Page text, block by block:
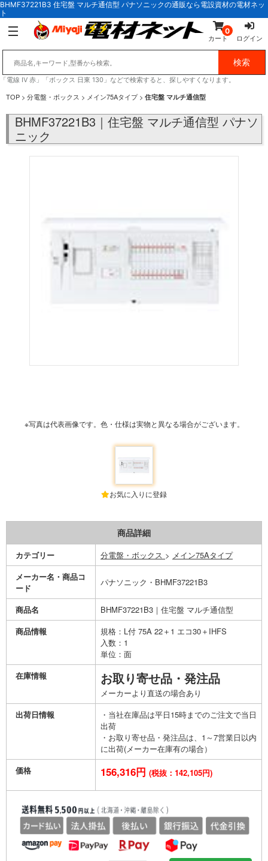
BHMF37221B3 住宅盤 マルチ通信型 パナソニックの通販なら電設資材の電材ネッ
ト
0
カート ログイン
「電線 IV 赤」「ボックス 日東 130」などで検索すると、探しやすくなります。
TOP > 分電盤・ボックス > メイン75Aタイプ> 住宅盤 マルチ通信型
BHMF37221B3｜住宅盤 マルチ通信型 パナソ
ニック
※写真は代表画像です。色・仕様は実物と異なる場合がございます。
お気に入りに登録
商品詳細
カテゴリー 分電盤・ボックス > メイン75Aタイプ
メーカー名・商品コ
ード
パナソニック・BHMF37221B3
商品名
BHMF37221B3｜住宅盤 マルチ通信型
商品情報
規格：L付 75A 22＋1 エコ30＋IHFS
入数：1
単位：面
在庫情報
お取り寄せ品・発注品
メーカーより直送の場合あり
出荷日情報
・当社在庫品は平日15時までのご注文で当日
出荷
・お取り寄せ品・発注品は、1～7営業日以内
に出荷(メーカー在庫有の場合）
価格
156,316円 (税抜：142,105円)